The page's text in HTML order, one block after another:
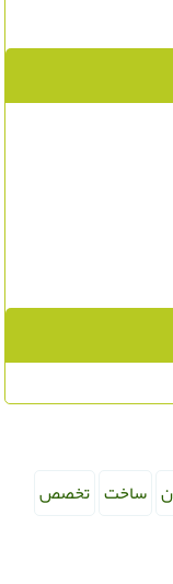
ساخت تخصص